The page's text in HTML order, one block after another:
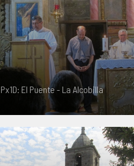
Px1D: El Puente - La Alcobilla